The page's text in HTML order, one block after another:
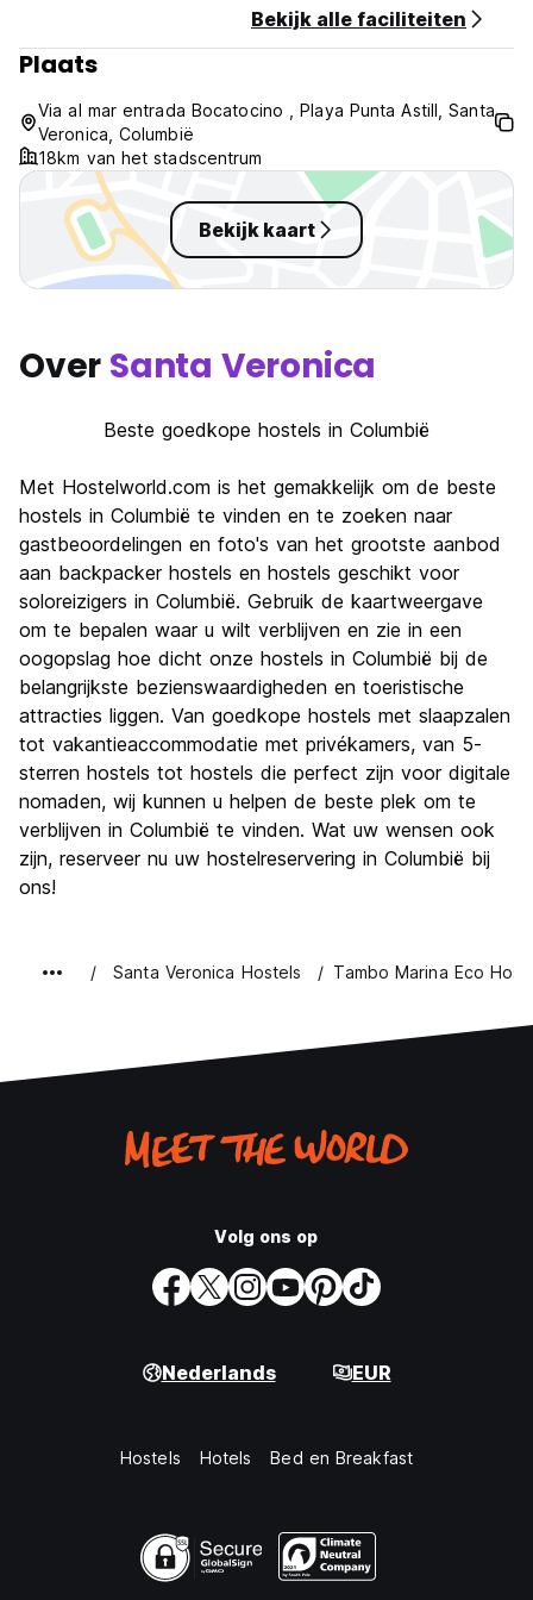
Inclusief ontbijt
Ontvangst van 07.00 tot 20.00 uur
Geen bijzondere voorwaarden (Auto-translated from original
language)
Bekijk alle faciliteiten
Plaats
Via al mar entrada Bocatocino , Playa Punta Astill, Santa
Veronica, Columbië
18km van het stadscentrum
Bekijk kaart
Over Santa Veronica
Beste goedkope hostels in Columbië
Met Hostelworld.com is het gemakkelijk om de beste
hostels in Columbië te vinden en te zoeken naar
gastbeoordelingen en foto's van het grootste aanbod
aan backpacker hostels en hostels geschikt voor
soloreizigers in Columbië. Gebruik de kaartweergave
om te bepalen waar u wilt verblijven en zie in een
oogopslag hoe dicht onze hostels in Columbië bij de
belangrijkste bezienswaardigheden en toeristische
attracties liggen. Van goedkope hostels met slaapzalen
tot vakantieaccommodatie met privékamers, van 5-
sterren hostels tot hostels die perfect zijn voor digitale
nomaden, wij kunnen u helpen de beste plek om te
verblijven in Columbië te vinden. Wat uw wensen ook
zijn, reserveer nu uw hostelreservering in Columbië bij
ons!
Santa Veronica Hostels Tambo Marina Eco
Volg ons op
Nederlands EUR
Hostels Hotels Bed en Breakfast